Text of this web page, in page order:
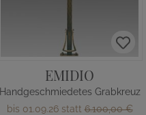
EMIDIO
Handgeschmiedetes Grabkreuz
bis 01.09.26 statt6.100,00 €